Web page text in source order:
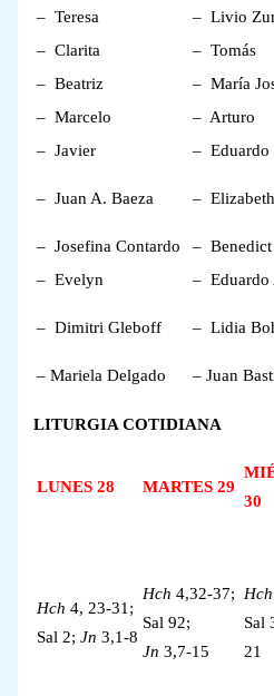
– Teresa
– Livio
– Clarita
– Tomás
– Beatriz
– María
– Marcelo
– Arturo
– Javier
– Eduardo
– Juan A. Baeza –
– Josefina Contardo
–
– Evelyn
– Eduardo
– Dimitri Gleboff – Lidia
– Mariela Delgado – Juan
LITURGIA COTIDIANA
LUNES 28 MARTES 29
30
Hch 4, 23-31;
Sal 2;Jn 3,1-8
Hch 4,32-37;
Sal 92;
Jn 3,7-15
Hch
Sal
21